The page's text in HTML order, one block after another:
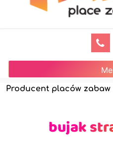
Producent placów zabaw
bujak